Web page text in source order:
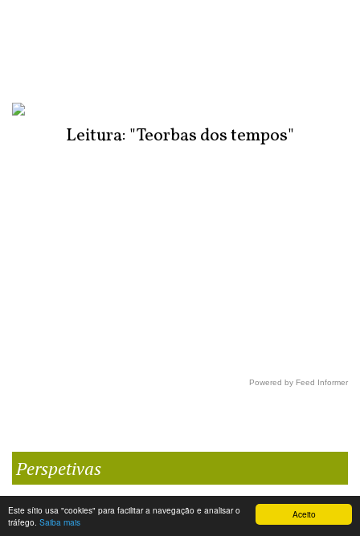
Aceito
Este sítio usa "cookies" para facilitar a navegação e analisar o
tráfego. Saiba mais
Leitura: "Teorbas dos tempos"
Powered by Feed Informer
Perspetivas